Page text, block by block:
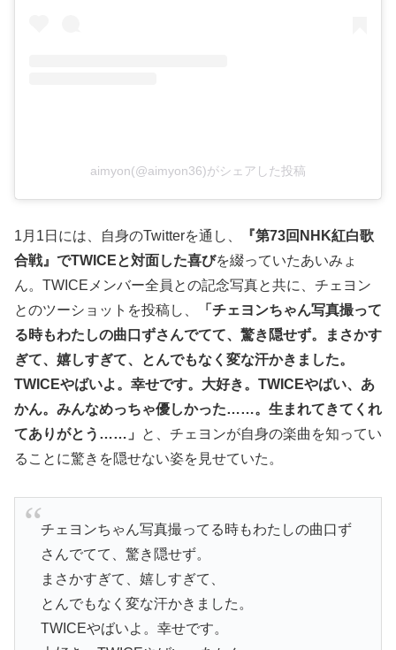
aimyon(@aimyon36)がシェアした投稿
1月1日には、自身のTwitterを通し、
『第73回NHK紅白歌
合戦』でTWICEと対面した喜びを綴っていたあいみょ
ん。TWICEメンバー全員との記念写真と共に、チェヨン
とのツーショットを投稿し、
「チェヨンちゃん写真撮って
る時もわたしの曲口ずさんでてて、驚き隠せず。まさかす
ぎて、嬉しすぎて、とんでもなく変な汗かきました。
TWICEやばいよ。幸せです。大好き。TWICEやばい、あ
かん。みんなめっちゃ優しかった……。生まれてきてくれ
てありがとう……」
と、チェヨンが自身の楽曲を知ってい
ることに驚きを隠せない姿を見せていた。
チェヨンちゃん写真撮ってる時もわたしの曲口ず
さんでてて、驚き隠せず。
まさかすぎて、嬉しすぎて、
とんでもなく変な汗かきました。
TWICEやばいよ。幸せです。